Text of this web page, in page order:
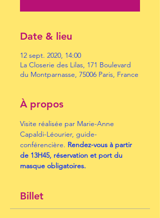
Date & lieu
12 sept. 2020, 14:00
La Closerie des Lilas, 171 Boulevard
du Montparnasse, 75006 Paris, France
À propos
Visite réalisée par Marie-Anne
Capaldi-Léourier, guide-
conférencière. Rendez-vous à partir
de 13H45, réservation et port du
masque obligatoires.
Billet